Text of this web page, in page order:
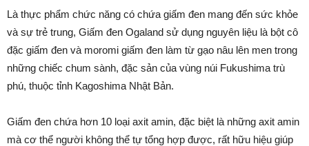
Là thực phẩm chức năng có chứa giấm đen mang đến sức khỏe
và sự trẻ trung, Giấm đen Ogaland sử dụng nguyên liệu là bột cô
đặc giấm đen và moromi giấm đen làm từ gạo nâu lên men trong
những chiếc chum sành, đặc sản của vùng núi Fukushima trù
phú, thuộc tỉnh Kagoshima Nhật Bản.
Giấm đen chứa hơn 10 loại axit amin, đặc biệt là những axit amin
mà cơ thể người không thể tự tổng hợp được, rất hữu hiệu giúp